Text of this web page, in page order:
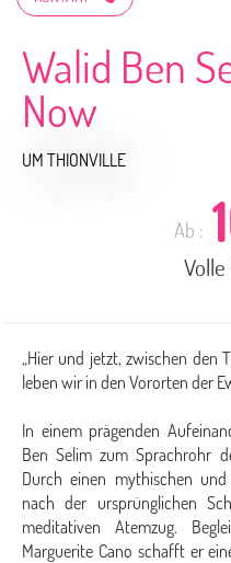
Walid Ben
Now
UM THIONVILLE
Ab :
„Hier und jetzt, zwischen den
leben wir in den Vororten der
In einem prägenden
Ben Selim zum Sprachrohr
Durch einen mythischen
nach der ursprünglichen
meditativen Atemzug.
Marguerite Cano schafft er